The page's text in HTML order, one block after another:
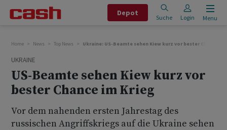
Depot
Suche Login Menu
Home News Top News Ukraine: US-Beamte sehen Kiew kurz vor bester Chance im
UKRAINE
US-Beamte sehen Kiew kurz vor
bester Chance im Krieg
Vor dem nahenden ersten Jahrestag des
russischen Angriffskriegs auf die Ukraine sehen